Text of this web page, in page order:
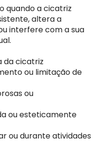
quando a cicatriz
altera a
interfere com a sua
da cicatriz
ou limitação de
ou
ou esteticamente
ou durante atividades